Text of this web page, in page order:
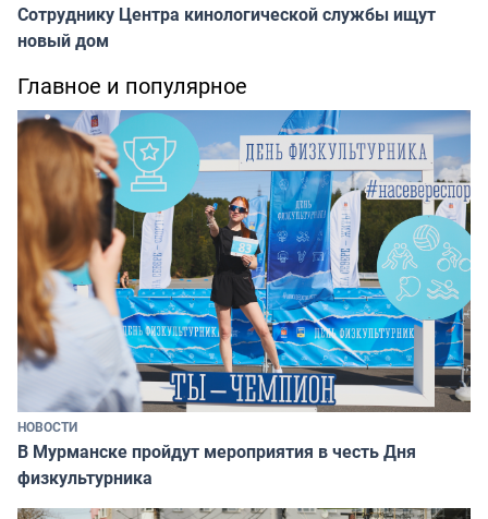
Сотруднику Центра кинологической службы ищут
новый дом
Главное и популярное
НОВОСТИ
В Мурманске пройдут мероприятия в честь Дня
физкультурника